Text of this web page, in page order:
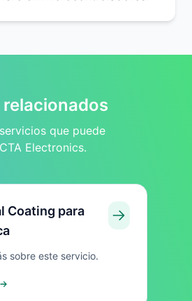
que puede
Electronics.
Coating para
sobre este servicio.